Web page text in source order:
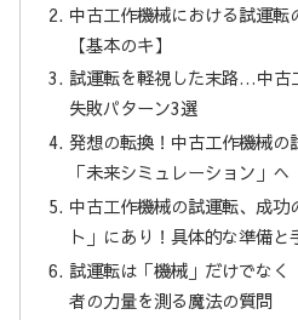
中古工作機械における試運転
【基本のキ】
試運転を軽視した末路…中古
失敗パターン3選
発想の転換！中古工作機械の
「未来シミュレーション」へ
中古工作機械の試運転、成功
ト」にあり！具体的な準備と
試運転は「機械」だけでな
者の力量を測る魔法の質問